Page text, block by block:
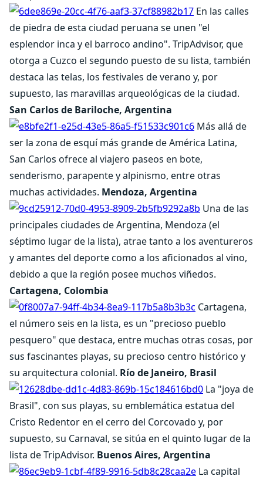
En las calles
de piedra de esta ciudad peruana se unen "el
esplendor inca y el barroco andino". TripAdvisor, que
otorga a Cuzco el segundo puesto de su lista, también
destaca las telas, los festivales de verano y, por
supuesto, las maravillas arqueológicas de la ciudad.
San Carlos de Bariloche, Argentina
Más allá de
ser la zona de esquí más grande de América Latina,
San Carlos ofrece al viajero paseos en bote,
senderismo, parapente y alpinismo, entre otras
muchas actividades. Mendoza, Argentina
Una de las
principales ciudades de Argentina, Mendoza (el
séptimo lugar de la lista), atrae tanto a los aventureros
y amantes del deporte como a los aficionados al vino,
debido a que la región posee muchos viñedos.
Cartagena, Colombia
Cartagena,
el número seis en la lista, es un "precioso pueblo
pesquero" que destaca, entre muchas otras cosas, por
sus fascinantes playas, su precioso centro histórico y
su arquitectura colonial. Río de Janeiro, Brasil
La "joya de
Brasil", con sus playas, su emblemática estatua del
Cristo Redentor en el cerro del Corcovado y, por
supuesto, su Carnaval, se sitúa en el quinto lugar de la
lista de TripAdvisor. Buenos Aires, Argentina
La capital